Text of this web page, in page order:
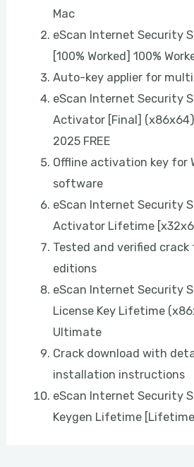
Mac
eScan Internet Security
[100% Worked] 100%
Auto-key applier for
eScan Internet Security
Activator [Final] (x86x64)
2025 FREE
Offline activation key for
software
eScan Internet Security
Activator Lifetime
Tested and verified
editions
eScan Internet Security
License Key Lifetime
Ultimate
Crack download with
installation instructions
eScan Internet Security
Keygen Lifetime